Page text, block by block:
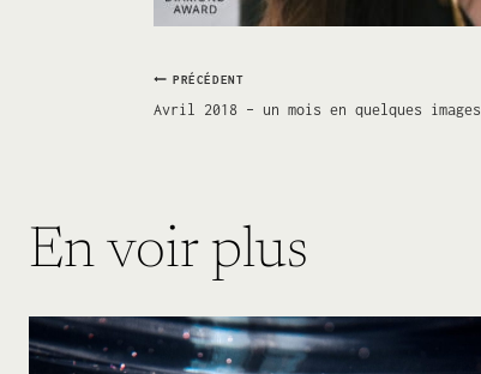
Navigation
l’article
PRÉCÉDENT
Avril 2018 – un mois en quelques images
En voir plus